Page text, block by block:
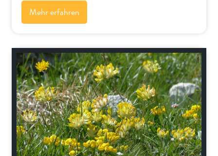
Mehr erfahren
Alpenflora